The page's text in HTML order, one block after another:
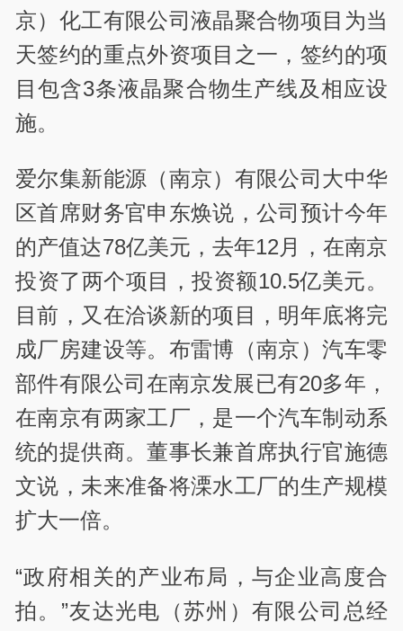
京）化工有限公司液晶聚合物项目为当
天签约的重点外资项目之一，签约的项
目包含3条液晶聚合物生产线及相应设
施。
爱尔集新能源（南京）有限公司大中华
区首席财务官申东焕说，公司预计今年
的产值达78亿美元，去年12月，在南京
投资了两个项目，投资额10.5亿美元。
目前，又在洽谈新的项目，明年底将完
成厂房建设等。布雷博（南京）汽车零
部件有限公司在南京发展已有20多年，
在南京有两家工厂，是一个汽车制动系
统的提供商。董事长兼首席执行官施德
文说，未来准备将溧水工厂的生产规模
扩大一倍。
“政府相关的产业布局，与企业高度合
拍。”友达光电（苏州）有限公司总经